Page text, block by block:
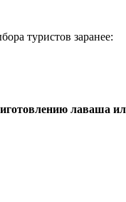
туристов заранее:
лаваша